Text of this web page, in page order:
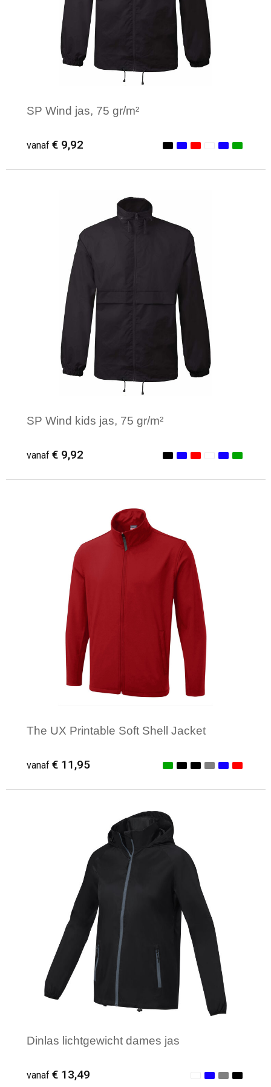
Levensmiddelen
Strandtassen
Tablettassen
Toilettassen
Draagtassen
Collegetassen
Promotietassen
Reistassensets
Aktetassen
SP Wind jas, 75 gr/m²
vanaf € 9,92
Minimale afname: 1
SP Wind kids jas, 75 gr/m²
vanaf € 9,92
Minimale afname: 1
The UX Printable Soft Shell Jacket
vanaf € 11,95
Minimale afname: 1
Dinlas lichtgewicht dames jas
vanaf € 13,49